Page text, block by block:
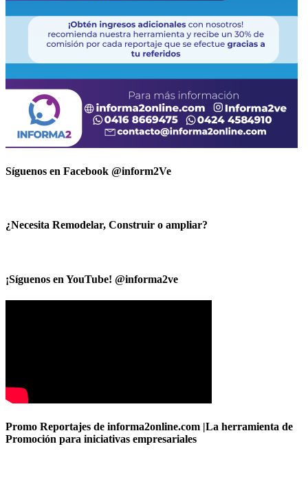
Síguenos en Facebook @inform2Ve
¿Necesita Remodelar, Construir o ampliar?
¡Síguenos en YouTube! @informa2ve
Promo Reportajes de informa2online.com |La herramienta de
Promoción para iniciativas empresariales